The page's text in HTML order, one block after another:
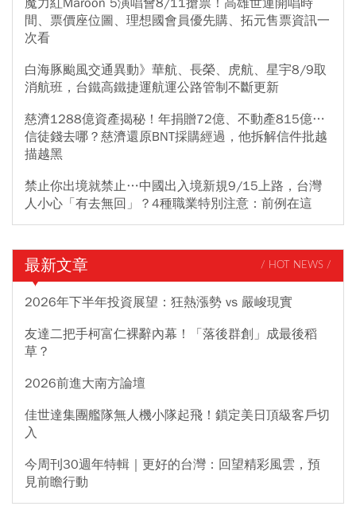
間、票價座位圖、理想國會員優先購、拓元售票資訊一
次看
白海豚颱風交通異動》華航、長榮、虎航、星宇8/9取
消航班，台鐵高鐵捷運航運公路管制不斷更新
慈濟1288億資產揭秘！年捐贈72億、不動產815億…
信徒錢去哪？慈濟還原BNT採購經過，他拆解信件批越
描越黑
禁止你出境就禁止…中國出入境新規9/15上路，台灣
人小心「有去無回」？4種職業特別注意：前例在這
最新文章 / HOT NEWS /
2026年下半年投資展望：狂熱漲勢 vs 嚴峻現實
友達二把手柯富仁裸辭內幕！「落後群創」成最後稻
草？
2026前進大南方論壇
佳世達集團艦隊無人機小隊起飛！鎖定美日頂級客戶切
入
今周刊30週年特輯｜更好的台灣：回望精彩風雲，預
見前瞻行動